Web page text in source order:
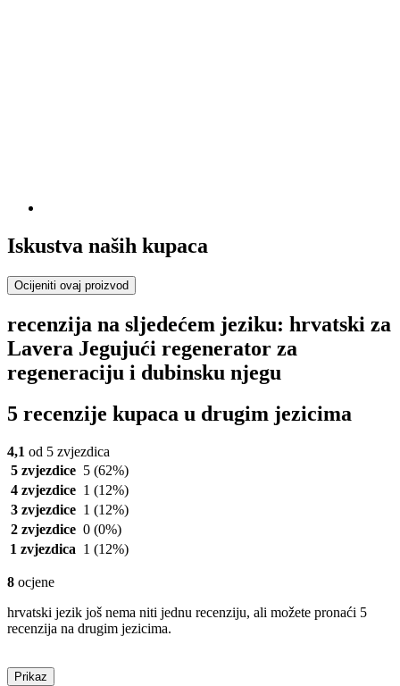
Iskustva naših kupaca
Ocijeniti ovaj proizvod
recenzija na sljedećem jeziku: hrvatski za
Lavera Jegujući regenerator za
regeneraciju i dubinsku njegu
5 recenzije kupaca u drugim jezicima
4,1 od 5 zvjezdica
5 zvjezdice 5 (62%)
4 zvjezdice 1 (12%)
3 zvjezdice 1 (12%)
2 zvjezdice 0 (0%)
1 zvjezdica 1 (12%)
8 ocjene
hrvatski jezik još nema niti jednu recenziju, ali možete pronaći 5
recenzija na drugim jezicima.
Prikaz